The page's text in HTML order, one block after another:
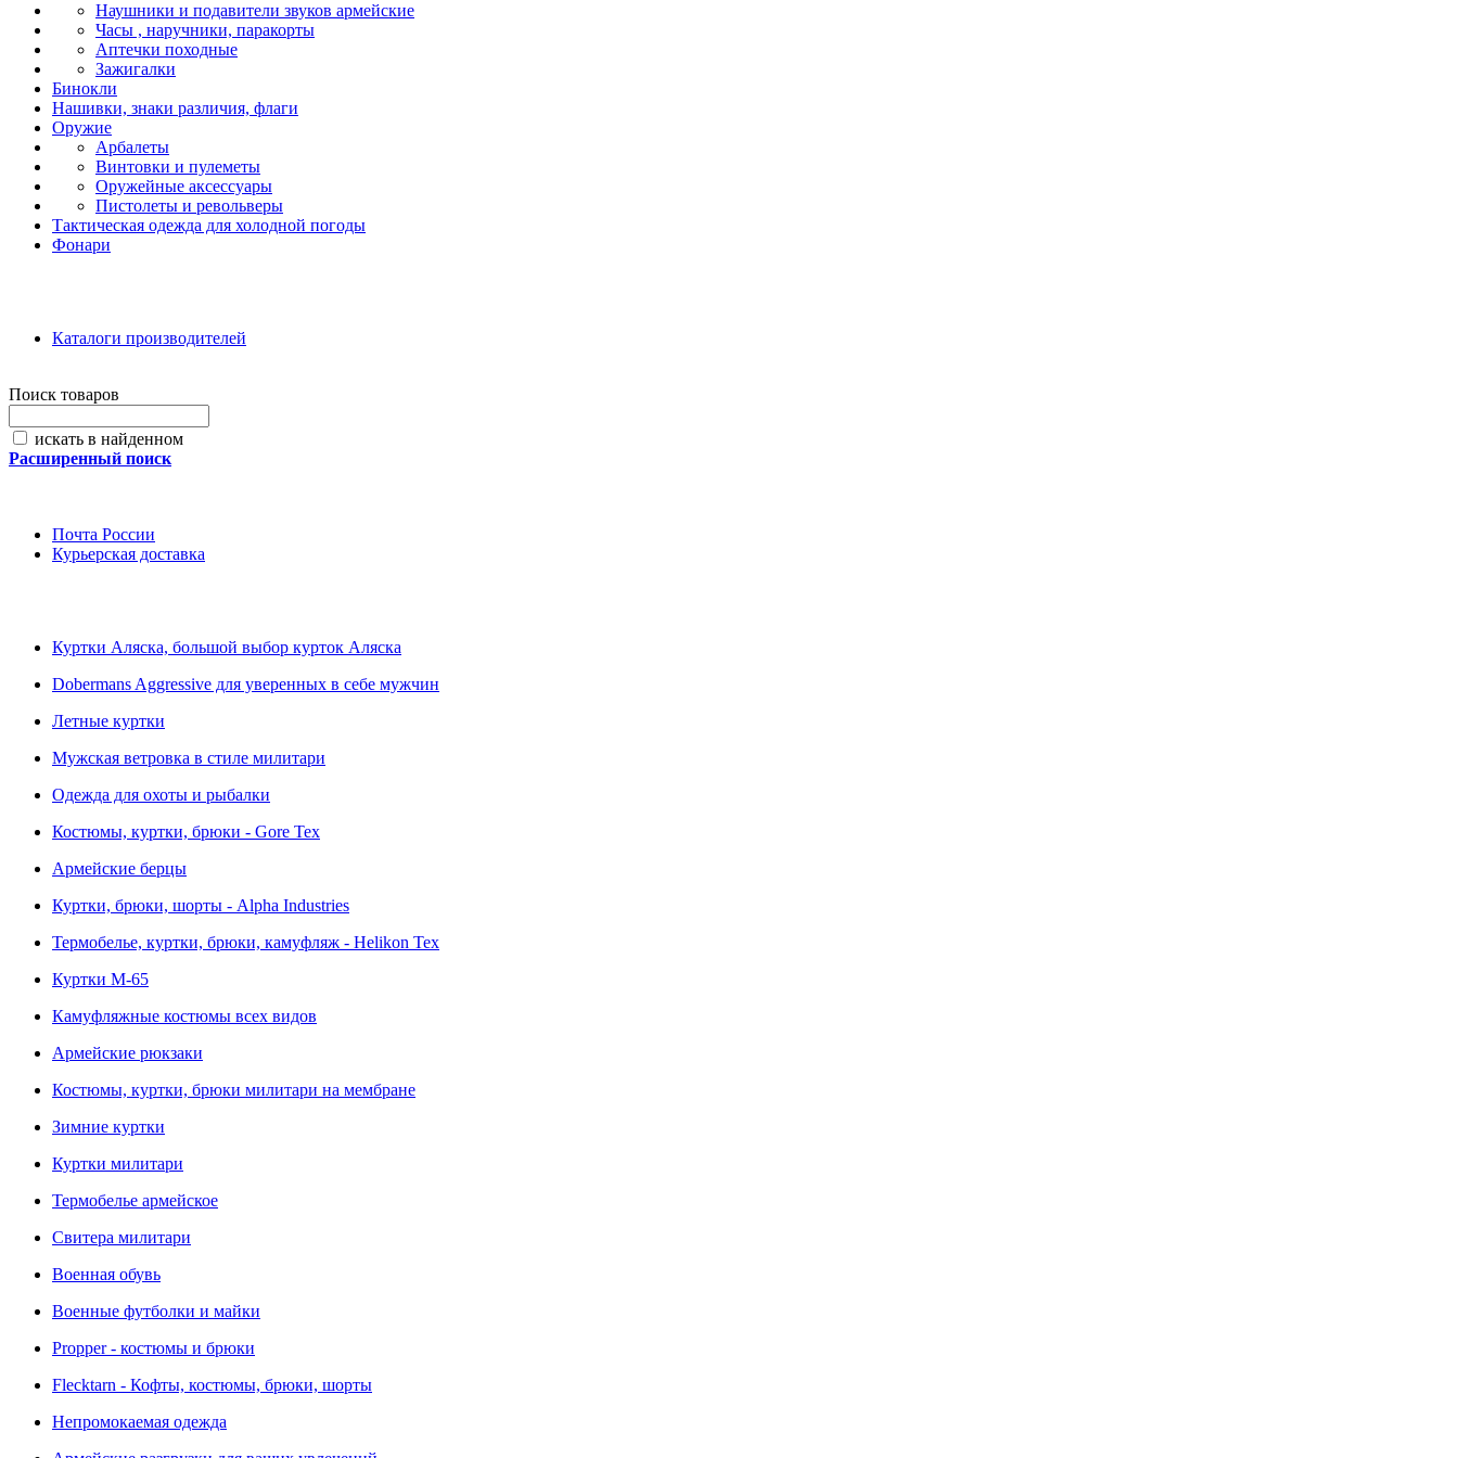
Наушники и подавители звуков армейские
Часы , наручники, паракорты
Аптечки походные
Зажигалки
Бинокли
Нашивки, знаки различия, флаги
Оружие
Арбалеты
Винтовки и пулеметы
Оружейные аксессуары
Пистолеты и револьверы
Тактическая одежда для холодной погоды
Фонари
Каталоги производителей
Поиск товаров
искать в найденном
Расширенный поиск
Почта России
Курьерская доставка
Куртки Аляска, большой выбор курток Аляска
Dobermans Aggressive для уверенных в себе мужчин
Летные куртки
Мужская ветровка в стиле милитари
Одежда для охоты и рыбалки
Костюмы, куртки, брюки - Gore Tex
Армейские берцы
Куртки, брюки, шорты - Alpha Industries
Термобелье, куртки, брюки, камуфляж - Helikon Tex
Куртки M-65
Камуфляжные костюмы всех видов
Армейские рюкзаки
Костюмы, куртки, брюки милитари на мембране
Зимние куртки
Куртки милитари
Термобелье армейское
Свитера милитари
Военная обувь
Военные футболки и майки
Propper - костюмы и брюки
Flecktarn - Кофты, костюмы, брюки, шорты
Непромокаемая одежда